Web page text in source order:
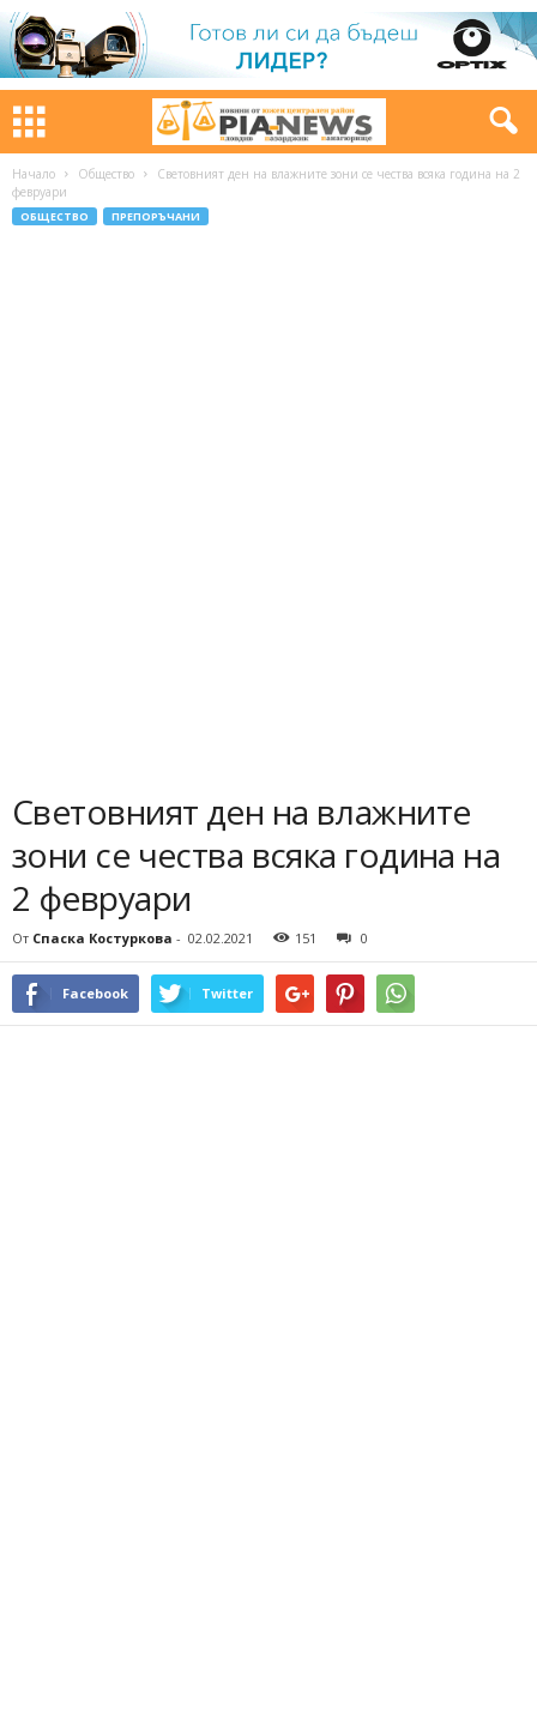
Начало Общество
Световният ден на влажните зони се чества всяка година на 2
февруари
ОБЩЕСТВО ПРЕПОРЪЧАНИ
Световният ден на влажните
зони се чества всяка година на
2 февруари
От Спаска Костуркова - 02.02.2021 151 0
Facebook Twitter